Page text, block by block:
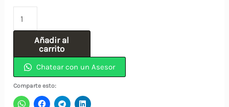
$279.900.
De
Inalámbrico
VVRP
Añadir al
carrito
Chatear con un Asesor
Comparte esto: